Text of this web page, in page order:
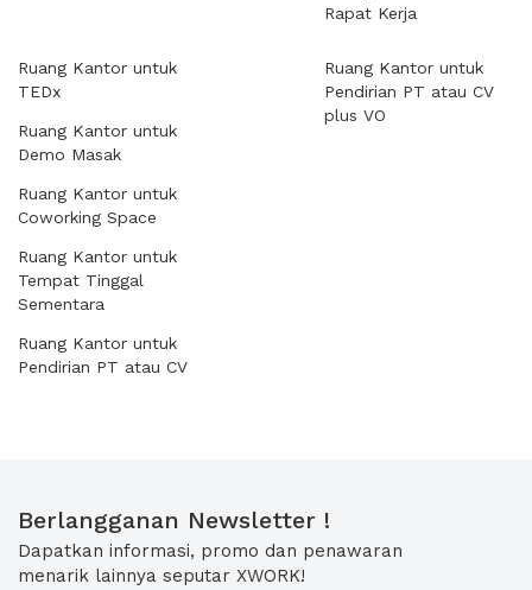
Rapat Kerja
Ruang Kantor untuk
TEDx
Ruang Kantor untuk
Demo Masak
Ruang Kantor untuk
Coworking Space
Ruang Kantor untuk
Tempat Tinggal
Sementara
Ruang Kantor untuk
Pendirian PT atau CV
Ruang Kantor untuk
Pendirian PT atau CV
plus VO
Berlangganan Newsletter !
Dapatkan informasi, promo dan penawaran
menarik lainnya seputar XWORK!